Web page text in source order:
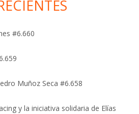
#6.660
Muñoz Seca #6.658
y la iniciativa solidaria de Elías